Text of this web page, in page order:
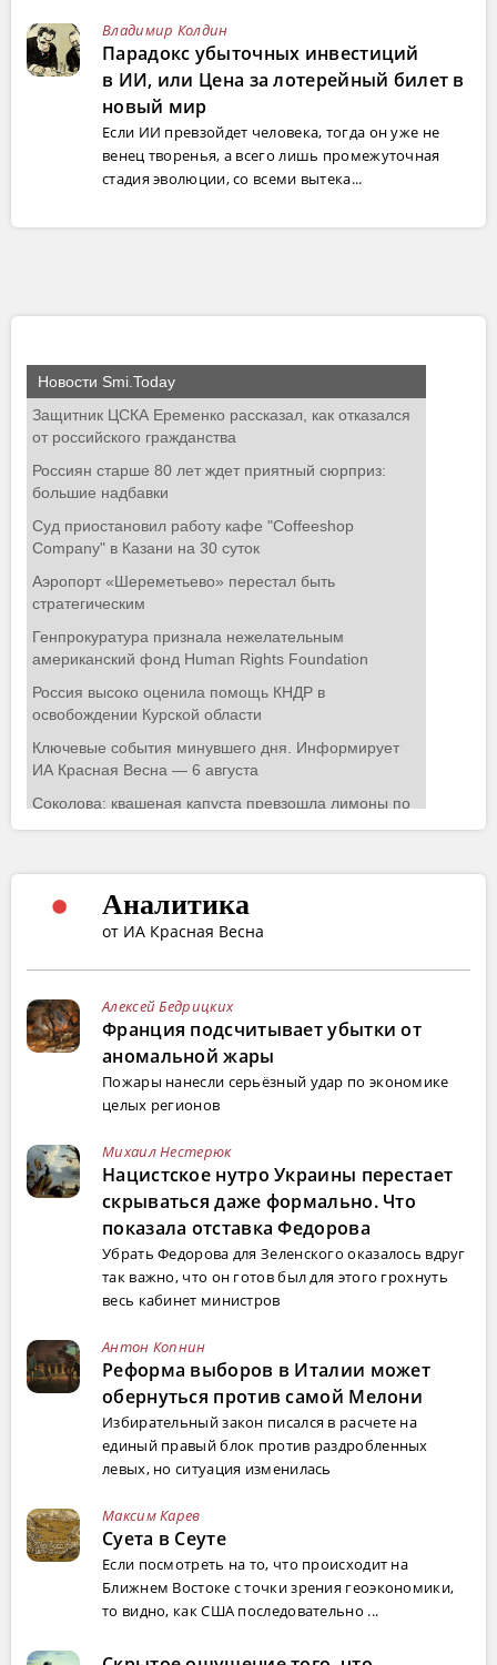
Владимир Колдин
Парадокс убыточных инвестиций
в ИИ, или Цена за лотерейный билет в
новый мир
Если ИИ превзойдет человека, тогда он уже не
венец творенья, а всего лишь промежуточная
стадия эволюции, со всеми вытека...
Аналитика
от ИА Красная Весна
Алексей Бедрицких
Франция подсчитывает убытки от
аномальной жары
Пожары нанесли серьёзный удар по экономике
целых регионов
Михаил Нестерюк
Нацистское нутро Украины перестает
скрываться даже формально. Что
показала отставка Федорова
Убрать Федорова для Зеленского оказалось вдруг
так важно, что он готов был для этого грохнуть
весь кабинет министров
Антон Копнин
Реформа выборов в Италии может
обернуться против самой Мелони
Избирательный закон писался в расчете на
единый правый блок против раздробленных
левых, но ситуация изменилась
Максим Карев
Суета в Сеуте
Если посмотреть на то, что происходит на
Ближнем Востоке с точки зрения геоэкономики,
то видно, как США последовательно ...